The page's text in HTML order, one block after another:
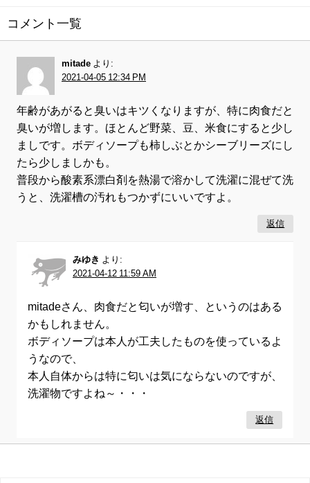
コメント一覧
mitade より:
2021-04-05 12:34 PM
年齢があがると臭いはキツくなりますが、特に肉食だと
臭いが増します。ほとんど野菜、豆、米食にすると少し
ましです。ボディソープも柿しぶとかシーブリーズにし
たら少しましかも。
普段から酸素系漂白剤を熱湯で溶かして洗濯に混ぜて洗
うと、洗濯槽の汚れもつかずにいいですよ。
返信
みゆき より:
2021-04-12 11:59 AM
mitadeさん、肉食だと匂いが増す、というのはある
かもしれません。
ボディソープは本人が工夫したものを使っているよ
うなので、
本人自体からは特に匂いは気にならないのですが、
洗濯物ですよね～・・・
返信